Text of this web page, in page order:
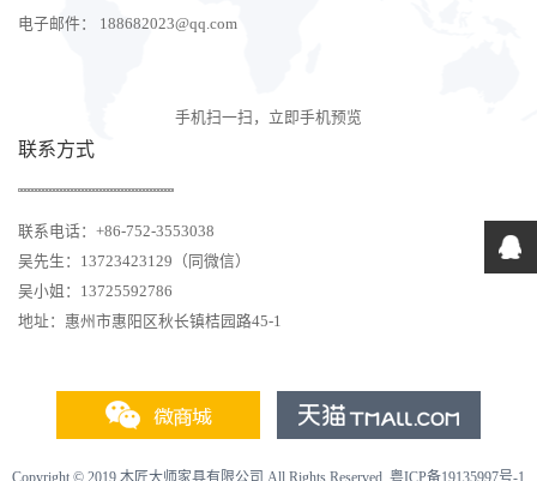
电子邮件： 188682023@qq.com
手机扫一扫，立即手机预览
联系方式
联系电话：+86-752-3553038
吴先生：13723423129（同微信）
吴小姐：13725592786
地址：惠州市惠阳区秋长镇桔园路45-1